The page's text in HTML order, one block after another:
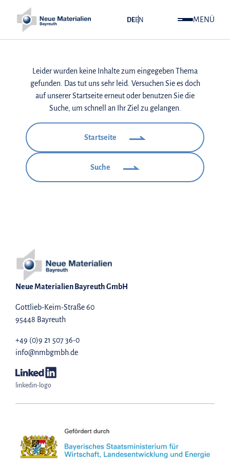
DEEN MENÜ
Leider wurden keine Inhalte zum eingegeben Thema
gefunden. Das tut uns sehr leid. Versuchen Sie es doch
auf unserer Startseite erneut oder benutzen Sie die
Suche, um schnell an Ihr Ziel zu gelangen.
Startseite
Suche
Neue Materialien Bayreuth GmbH
Gottlieb-Keim-Straße 60
95448 Bayreuth
+49 (0)9 21 507 36-0
info@nmbgmbh.de
linkedin-logo